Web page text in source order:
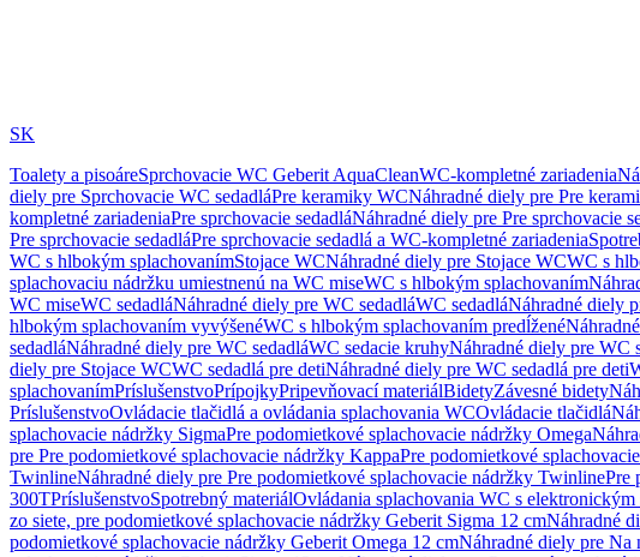
SK
Toalety a pisoáreSprchovacie WC Geberit AquaCleanWC-kompletné zariadenia
diely pre Sprchovacie WC sedadláPre keramiky WCNáhradné diely pre Pre
kompletné zariadeniaPre sprchovacie sedadláNáhradné diely pre Pre sprchovacie
Pre sprchovacie sedadláPre sprchovacie sedadlá a WC-kompletné zariadenia
WC s hlbokým splachovanímStojace WCNáhradné diely pre Stojace WCWC s
splachovaciu nádržku umiestnenú na WC miseWC s hlbokým splachovaním
WC miseWC sedadláNáhradné diely pre WC sedadláWC sedadláNáhradné diely
hlbokým splachovaním vyvýšenéWC s hlbokým splachovaním predĺžené
sedadláNáhradné diely pre WC sedadláWC sedacie kruhyNáhradné diely pre WC
diely pre Stojace WCWC sedadlá pre detiNáhradné diely pre WC sedadlá pre deti
splachovanímPríslušenstvoPrípojkyPripevňovací materiálBidetyZávesné bidety
PríslušenstvoOvládacie tlačidlá a ovládania splachovania WCOvládacie tlačidlá
splachovacie nádržky SigmaPre podomietkové splachovacie nádržky Omega
pre Pre podomietkové splachovacie nádržky KappaPre podomietkové
TwinlineNáhradné diely pre Pre podomietkové splachovacie nádržky TwinlinePre
300TPríslušenstvoSpotrebný materiálOvládania splachovania WC s
zo siete, pre podomietkové splachovacie nádržky Geberit Sigma 12 cmNáhradné
podomietkové splachovacie nádržky Geberit Omega 12 cmNáhradné diely pre Na